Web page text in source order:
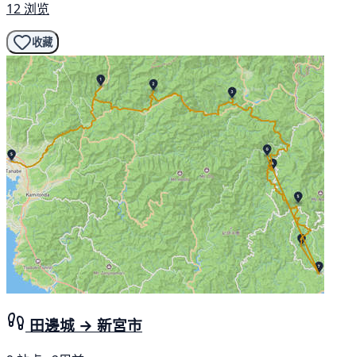
12 浏览
收藏
田邊城 → 新宮市